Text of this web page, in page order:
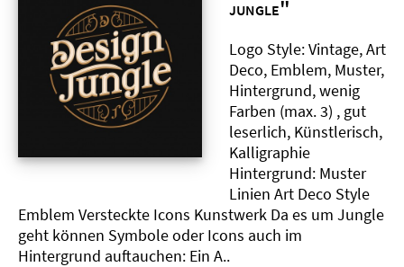
JUNGLE"
Logo Style: Vintage, Art
Deco, Emblem, Muster,
Hintergrund, wenig
Farben (max. 3) , gut
leserlich, Künstlerisch,
Kalligraphie
Hintergrund: Muster
Linien Art Deco Style
Emblem Versteckte Icons Kunstwerk Da es um Jungle
geht können Symbole oder Icons auch im
Hintergrund auftauchen: Ein A..